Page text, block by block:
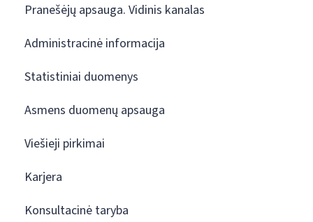
Pranešėjų apsauga. Vidinis kanalas
Administracinė informacija
Statistiniai duomenys
Asmens duomenų apsauga
Viešieji pirkimai
Karjera
Konsultacinė taryba